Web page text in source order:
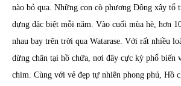
nào bỏ qua. Những con cò phương Đông xây tổ
dựng đặc biệt mỗi năm. Vào cuối mùa hè, hơn
nhau bay trên trời qua Watarase. Với rất nhiều
dừng chân tại hồ chứa, nơi đây cực kỳ phổ biến
chim. Cùng với vẻ đẹp tự nhiên phong phú, Hồ